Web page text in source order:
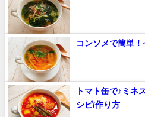
コンソメで簡単
トマト缶で♪ミネ
シピ/作り方